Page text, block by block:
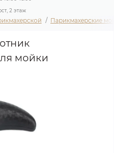
2 этаж
Парикмахерские
мойки